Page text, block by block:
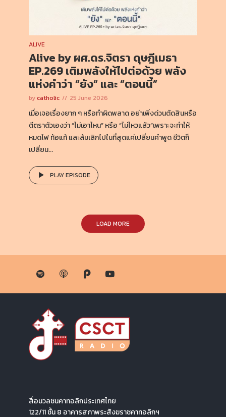
ALIVE
Alive by ผศ.ดร.จิตรา ดุษฎีเมธา
EP.269 เติมพลังให้ไปต่อด้วย พลัง
แห่งคำว่า “ยัง” และ “ตอนนี้”
bycatholic 25 June 2026
เมื่อเจอเรื่องยาก ๆ หรือทำผิดพลาด อย่าเพิ่งด่วนตัดสินหรือ
ตีตราตัวเองว่า “ไม่เอาไหน” หรือ “ไม่ไหวแล้ว”เพราะจะทำให้
หมดไฟ ท้อแท้ และล้มเลิกไปในที่สุดแค่เปลี่ยนคำพูด ชีวิตก็
เปลี่ยน...
PLAY EPISODE
LOAD MORE
สื่อมวลชนคาทอลิกประเทศไทย
122/11 ชั้น 8 อาคารสภาพระสังฆราชคาทอลิกฯ